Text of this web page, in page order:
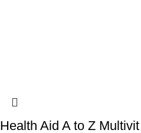
Health Aid A to Z